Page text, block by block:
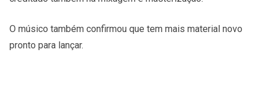
O músico também confirmou que tem mais material novo
pronto para lançar.